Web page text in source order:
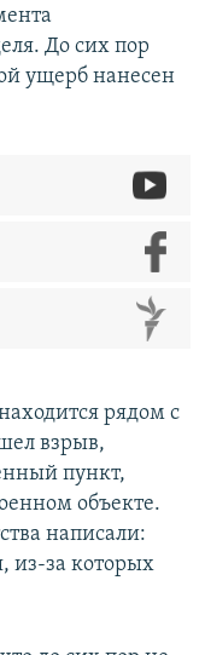
До сих пор
ущерб нанесен
рядом с
взрыв,
пункт,
объекте.
написали:
из-за которых